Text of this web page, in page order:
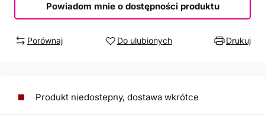
Powiadom mnie o dostępności produktu
Porównaj Do ulubionych Drukuj
Produkt niedostepny, dostawa wkrótce